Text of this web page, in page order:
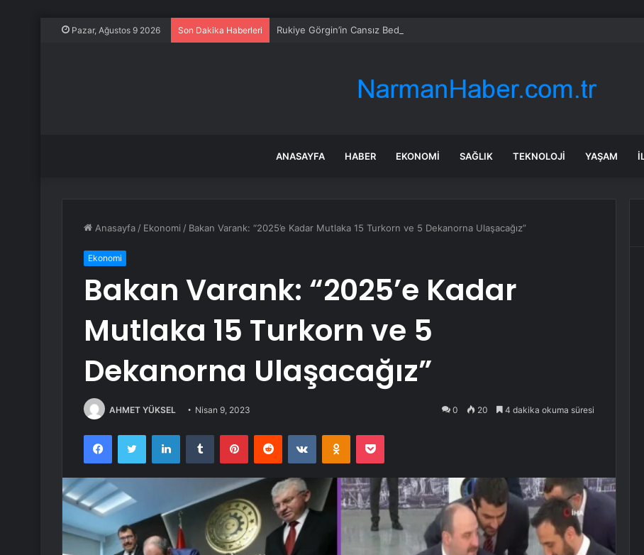
Pazar, Ağustos 9 2026 Son Dakika Haberleri Rukiye Görgin’in Cansız Bedeni Göl Çevresinde Bulundu
ANASAYFA HABER EKONOMI SAĞLIK TEKNOLOJI YAŞAM
Anasayfa / Ekonomi / Bakan Varank: “2025’e Kadar Mutlaka 15 Turkorn ve 5 Dekanorna Ulaşacağız”
Ekonomi
Bakan Varank: “2025’e Kadar
Mutlaka 15 Turkorn ve 5
Dekanorna Ulaşacağız”
AHMET YÜKSEL Nisan 9, 2023 0 20 4 dakika okuma süresi
FacebookTwitter LinkedInTumblr PinterestReddit VKontakteOdnoklassniki
Pocket